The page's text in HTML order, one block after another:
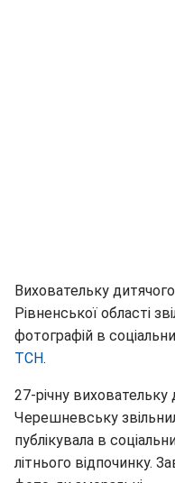
Виховательку
Рівненської області
фотографій в
ТСН.
27-річну виховательку
Черешневську
публікувала в
літнього відпочинку.